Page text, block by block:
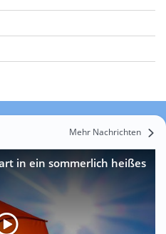
Mehr Nachrichten
in ein sommerlich heißes